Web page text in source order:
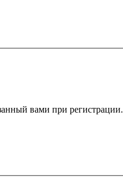
вами при регистрации.